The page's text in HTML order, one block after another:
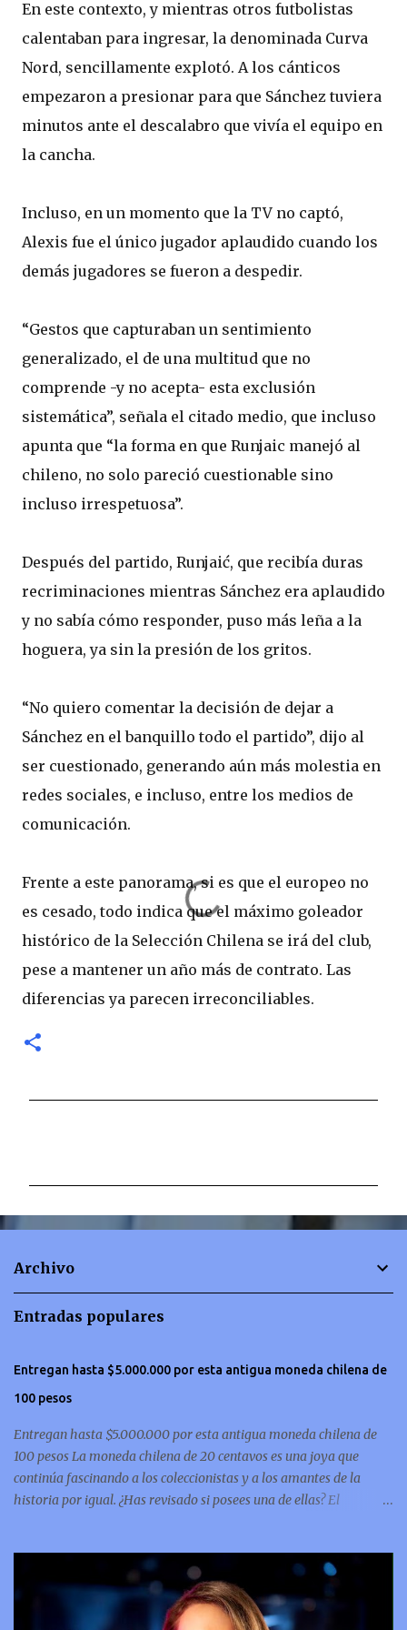
En este contexto, y mientras otros futbolistas
calentaban para ingresar, la denominada Curva
Nord, sencillamente explotó. A los cánticos
empezaron a presionar para que Sánchez tuviera
minutos ante el descalabro que vivía el equipo en
la cancha.
Incluso, en un momento que la TV no captó,
Alexis fue el único jugador aplaudido cuando los
demás jugadores se fueron a despedir.
“Gestos que capturaban un sentimiento
generalizado, el de una multitud que no
comprende -y no acepta- esta exclusión
sistemática”, señala el citado medio, que incluso
apunta que “la forma en que Runjaic manejó al
chileno, no solo pareció cuestionable sino
incluso irrespetuosa”.
Después del partido, Runjaić, que recibía duras
recriminaciones mientras Sánchez era aplaudido
y no sabía cómo responder, puso más leña a la
hoguera, ya sin la presión de los gritos.
“No quiero comentar la decisión de dejar a
Sánchez en el banquillo todo el partido”, dijo al
ser cuestionado, generando aún más molestia en
redes sociales, e incluso, entre los medios de
comunicación.
Frente a este panorama, si es que el europeo no
es cesado, todo indica que el máximo goleador
histórico de la Selección Chilena se irá del club,
pese a mantener un año más de contrato. Las
diferencias ya parecen irreconciliables.
n
Archivo
Entradas populares
Entregan hasta $5.000.000 por esta antigua moneda chilena de
100 pesos
Entregan hasta $5.000.000 por esta antigua moneda chilena de
100 pesos La moneda chilena de 20 centavos es una joya que
continúa fascinando a los coleccionistas y a los amantes de la
historia por igual. ¿Has revisado si posees una de ellas? El
ha convertido en una de las más buscadas por cazadores de
tesoros de todo el mundo. Esta pieza, debido a su rareza y la
demanda en el mercado numismático, ha alcanzado un valor